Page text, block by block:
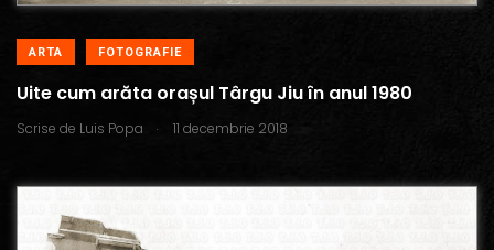
ARTA FOTOGRAFIE
Uite cum arăta orașul Târgu Jiu în anul 1980
Scrise de Luis Popa . 11 decembrie 2018